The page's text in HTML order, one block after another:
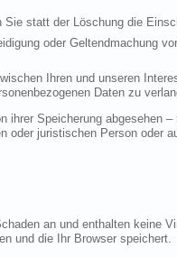
statt der Löschung die
oder Geltendmachung
Ihren und unseren
Daten zu
Speicherung abgesehen
juristischen Person oder
an und enthalten keine
und die Ihr Browser speichert.